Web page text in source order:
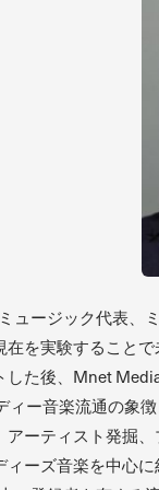
ージック代表、
を実験すること
た後、Mnet
ー音楽流通の象
ーティスト発掘
ーズ音楽を中心